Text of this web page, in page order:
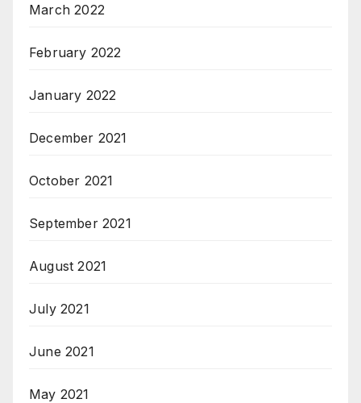
March 2022
February 2022
January 2022
December 2021
October 2021
September 2021
August 2021
July 2021
June 2021
May 2021